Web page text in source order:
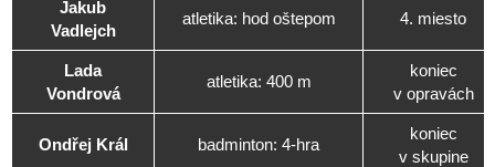
Jakub
Vadlejch
atletika: hod oštepom 4. miesto
Lada
Vondrová
atletika: 400 m
koniec
v opravách
Ondřej Král badminton: 4-hra
koniec
v skupine